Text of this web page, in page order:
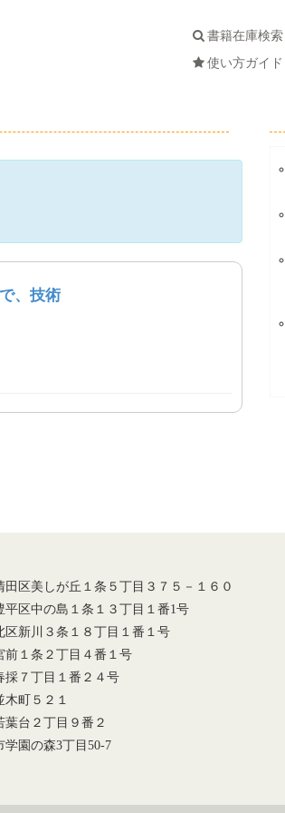
書籍在庫検索
使い方ガイド
、技術
田区美しが丘１条５丁目３７５－１６０
平区中の島１条１３丁目１番1号
区新川３条１８丁目１番１号
前１条２丁目４番１号
採７丁目１番２４号
木町５２１
葉台２丁目９番２
学園の森3丁目50-7